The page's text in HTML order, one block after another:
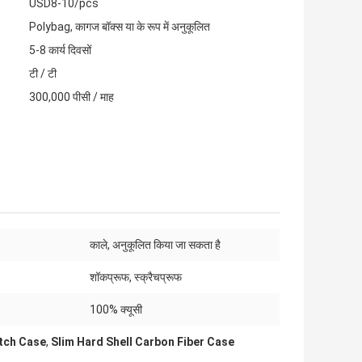
USD8-10/pcs
Polybag, कागज बॉक्स या के रूप में अनुकूलित
5-8 कार्य दिवसों
टी / टी
300,000 पीसी / माह
काले, अनुकूलित किया जा सकता है
शॉकप्रूफ, स्क्रैचप्रूफ
100% क्यूसी
Case, Slim Hard Shell Carbon Fiber Case